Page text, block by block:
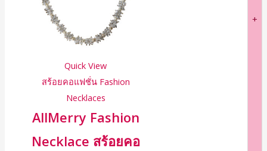
+
Quick View
สร้อยคอแฟชั่น Fashion
Necklaces
AllMerry Fashion
Necklace สร้อยคอ